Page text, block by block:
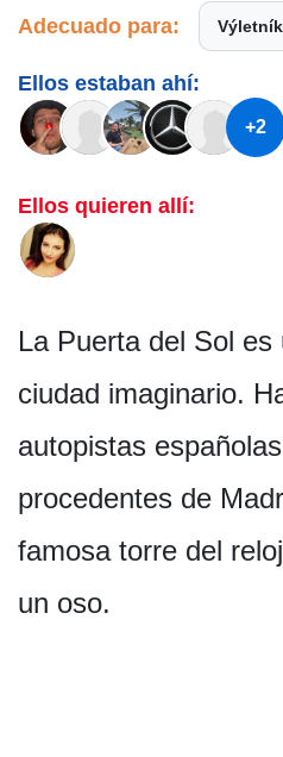
Adecuado para:
Ellos estaban ahí:
+2
Ellos quieren allí:
La Puerta del Sol es
ciudad imaginario.
autopistas
procedentes de
famosa torre del
un oso.